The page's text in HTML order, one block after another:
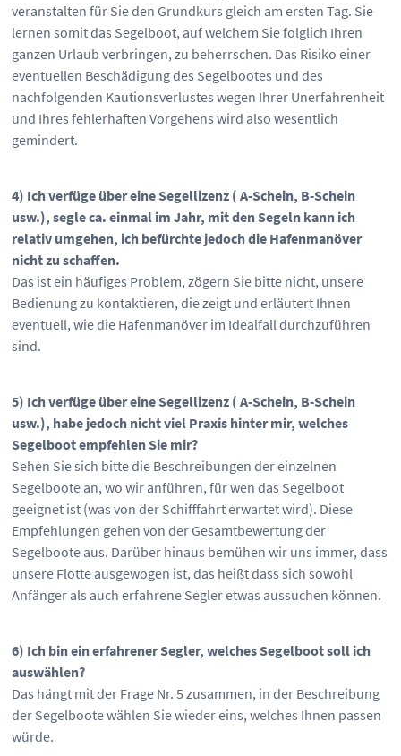
veranstalten für Sie den Grundkurs gleich am ersten Tag. Sie
lernen somit das Segelboot, auf welchem Sie folglich Ihren
ganzen Urlaub verbringen, zu beherrschen. Das Risiko einer
eventuellen Beschädigung des Segelbootes und des
nachfolgenden Kautionsverlustes wegen Ihrer Unerfahrenheit
und Ihres fehlerhaften Vorgehens wird also wesentlich
gemindert.
4) Ich verfüge über eine Segellizenz ( A-Schein, B-Schein
usw.), segle ca. einmal im Jahr, mit den Segeln kann ich
relativ umgehen, ich befürchte jedoch die Hafenmanöver
nicht zu schaffen.
Das ist ein häufiges Problem, zögern Sie bitte nicht, unsere
Bedienung zu kontaktieren, die zeigt und erläutert Ihnen
eventuell, wie die Hafenmanöver im Idealfall durchzuführen
sind.
5) Ich verfüge über eine Segellizenz ( A-Schein, B-Schein
usw.), habe jedoch nicht viel Praxis hinter mir, welches
Segelboot empfehlen Sie mir?
Sehen Sie sich bitte die Beschreibungen der einzelnen
Segelboote an, wo wir anführen, für wen das Segelboot
geeignet ist (was von der Schifffahrt erwartet wird). Diese
Empfehlungen gehen von der Gesamtbewertung der
Segelboote aus. Darüber hinaus bemühen wir uns immer, dass
unsere Flotte ausgewogen ist, das heißt dass sich sowohl
Anfänger als auch erfahrene Segler etwas aussuchen können.
6) Ich bin ein erfahrener Segler, welches Segelboot soll ich
auswählen?
Das hängt mit der Frage Nr. 5 zusammen, in der Beschreibung
der Segelboote wählen Sie wieder eins, welches Ihnen passen
würde.